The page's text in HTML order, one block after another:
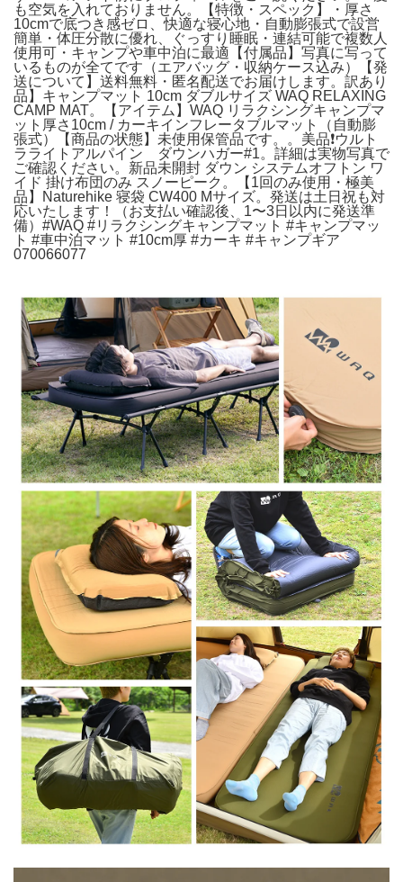
も空気を入れておりません。【特徴・スペック】・厚さ
10cmで底つき感ゼロ、快適な寝心地・自動膨張式で設営
簡単・体圧分散に優れ、ぐっすり睡眠・連結可能で複数人
使用可・キャンプや車中泊に最適【付属品】写真に写って
いるものが全てです（エアバッグ・収納ケース込み）【発
送について】送料無料・匿名配送でお届けします。訳あり
品】キャンプマット 10cm ダブルサイズ WAQ RELAXING
CAMP MAT。【アイテム】WAQ リラクシングキャンプマ
ット厚さ10cm / カーキインフレータブルマット（自動膨
張式）【商品の状態】未使用保管品です。。美品❗️ウルト
ラライトアルパイン ダウンハガー#1。詳細は実物写真で
ご確認ください。新品未開封 ダウン システムオフトン ワ
イド 掛け布団のみ スノーピーク。【1回のみ使用・極美
品】Naturehike 寝袋 CW400 Mサイズ。発送は土日祝も対
応いたします！（お支払い確認後、1〜3日以内に発送準
備）#WAQ #リラクシングキャンプマット #キャンプマッ
ト #車中泊マット #10cm厚 #カーキ #キャンプギア
070066077